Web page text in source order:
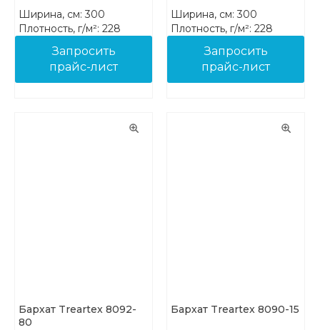
Ширина, см: 300
Плотность, г/м²: 228
Запросить
прайс-лист
Ширина, см: 300
Плотность, г/м²: 228
Запросить
прайс-лист
Бархат Treartex 8092-
80
Бархат Treartex 8090-15